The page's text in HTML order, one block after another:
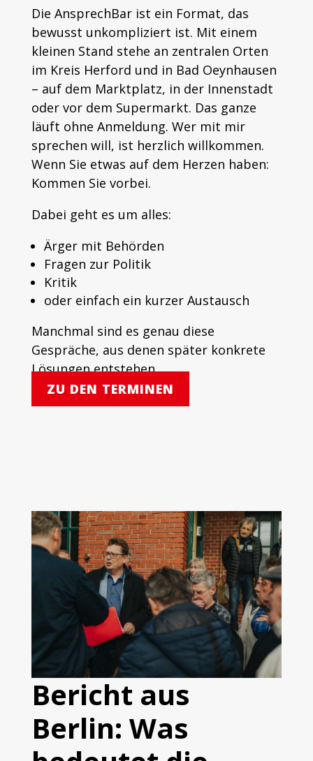
Die AnsprechBar ist ein Format, das
bewusst unkompliziert ist. Mit einem
kleinen Stand stehe an zentralen Orten
im Kreis Herford und in Bad Oeynhausen
– auf dem Marktplatz, in der Innenstadt
oder vor dem Supermarkt. Das ganze
läuft ohne Anmeldung. Wer mit mir
sprechen will, ist herzlich willkommen.
Wenn Sie etwas auf dem Herzen haben:
Kommen Sie vorbei.
Dabei geht es um alles:
Ärger mit Behörden
Fragen zur Politik
Kritik
oder einfach ein kurzer Austausch
Manchmal sind es genau diese
Gespräche, aus denen später konkrete
Lösungen entstehen.
ZU DEN TERMINEN
Bericht aus
Berlin: Was